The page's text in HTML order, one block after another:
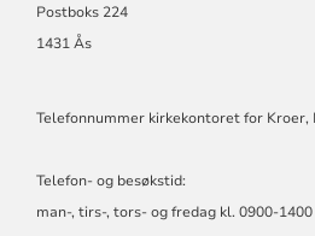
Postboks 224
1431 Ås
Telefonnummer kirkekontoret for Kroer,
Telefon- og besøkstid:
man-, tirs-, tors- og fredag kl. 0900-